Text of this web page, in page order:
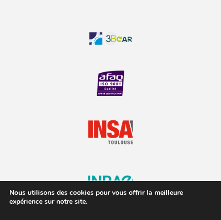
Nous utilisons des cookies pour vous offrir la meilleure
expérience sur notre site.